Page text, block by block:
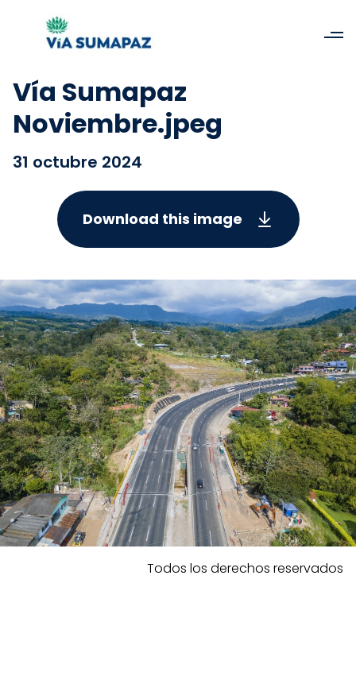
Vía Sumapaz
Noviembre.jpeg
31 octubre 2024
Download this image
Todos los derechos reservados